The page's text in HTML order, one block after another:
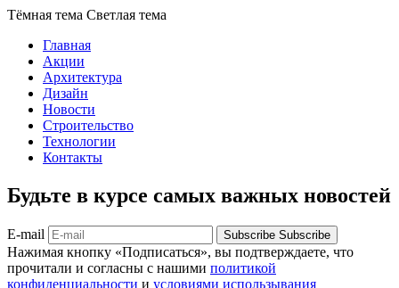
Тёмная тема Светлая тема
Главная
Акции
Архитектура
Дизайн
Новости
Строительство
Технологии
Контакты
Будьте в курсе самых важных новостей
E-mail Subscribe Subscribe
Нажимая кнопку «Подписаться», вы подтверждаете, что
прочитали и согласны с нашими политикой
конфиденциальности и условиями использывания